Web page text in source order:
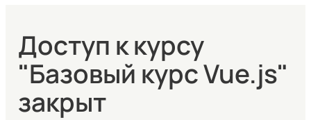
Доступ к курсу
"Базовый курс Vue.js"
закрыт